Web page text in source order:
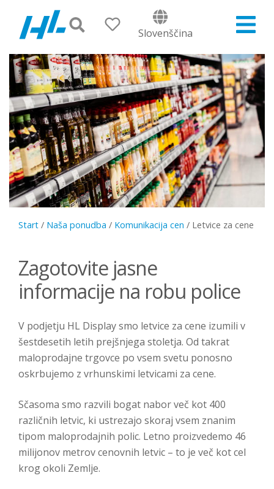
Slovenščina
Start / Naša ponudba / Komunikacija cen / Letvice za cene
Zagotovite jasne
informacije na robu police
V podjetju HL Display smo letvice za cene izumili v
šestdesetih letih prejšnjega stoletja. Od takrat
maloprodajne trgovce po vsem svetu ponosno
oskrbujemo z vrhunskimi letvicami za cene.
Sčasoma smo razvili bogat nabor več kot 400
različnih letvic, ki ustrezajo skoraj vsem znanim
tipom maloprodajnih polic. Letno proizvedemo 46
milijonov metrov cenovnih letvic – to je več kot cel
krog okoli Zemlje.